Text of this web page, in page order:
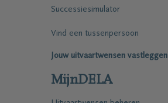
Successiesimulator
Vind een tussenpersoon
Jouw uitvaartwensen vastleggen
MijnDELA